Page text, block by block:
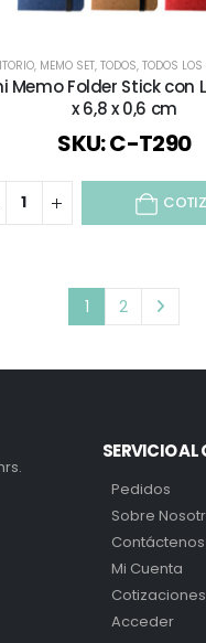
, MEMO SET, TODOS, TODOS LOS
Memo Folder Stick con
x 6,8 x 0,6 cm
SKU: C-T290
1 2
SERVICIO AL
Pedidos
Sobre
Contáctenos
Mi Cuenta
Cotizaciones
Acceder